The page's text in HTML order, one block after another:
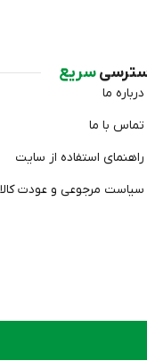
سریع
درباره ما
تماس با ما
راهنمای استفاده از سایت
سیاست مرجوعی و عودت کالا